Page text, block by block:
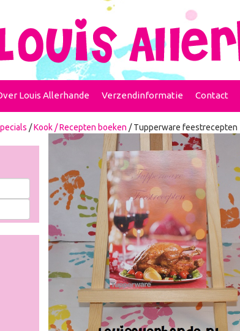
Louis Allerhande Verzendinformatie Contact
/Kook / Recepten boeken / Tupperware feestrecepten